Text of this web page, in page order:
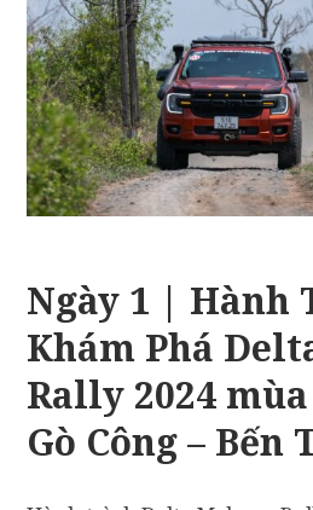
Ngày 1 | Hành
Khám Phá
Rally 2024
Gò Công – Bến